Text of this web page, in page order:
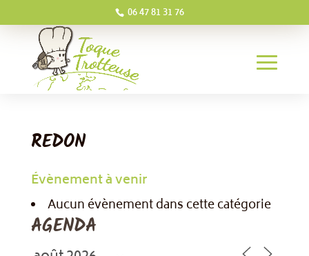
06 47 81 31 76
REDON
Évènement à venir
Aucun évènement dans cette catégorie
AGENDA